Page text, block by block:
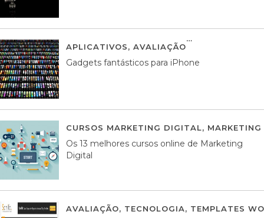
APLICATIVOS, AVALIAÇÃO
Gadgets fantásticos para iPhone
CURSOS MARKETING DIGITAL,
Os 13 melhores cursos online de Marketing
Digital
AVALIAÇÃO, TECNOLOGIA, TEMPLATES